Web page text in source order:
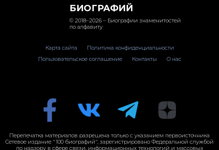
БИОГРАФИЙ
© 2018–2026 – Биографии знаменитостей
по алфавиту
Карта сайта
Политика конфиденциальности
Пользовательское соглашение
Контакты О нас
Перепечатка материалов разрешена только с указанием первоисточника
Сетевое издание "100 биографий", зарегистрировано Федеральной службой
по надзору в сфере связи, информационных технологий и массовых